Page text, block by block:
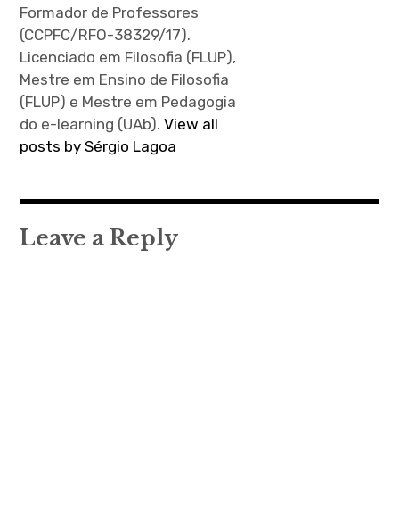
Formador de Professores
(CCPFC/RFO-38329/17).
Licenciado em Filosofia (FLUP),
Mestre em Ensino de Filosofia
(FLUP) e Mestre em Pedagogia
do e-learning (UAb).View all
posts by Sérgio Lagoa
Leave a Reply